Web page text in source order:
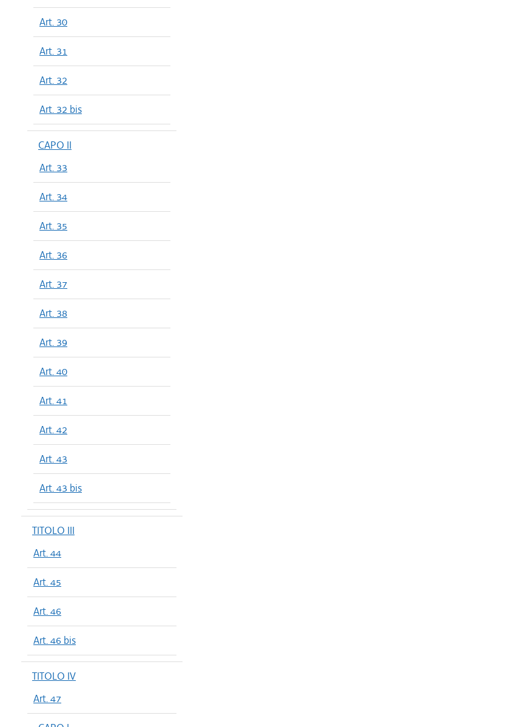
Art. 30
Art. 31
Art. 32
Art. 32 bis
CAPO II
Art. 33
Art. 34
Art. 35
Art. 36
Art. 37
Art. 38
Art. 39
Art. 40
Art. 41
Art. 42
Art. 43
Art. 43 bis
TITOLO III
Art. 44
Art. 45
Art. 46
Art. 46 bis
TITOLO IV
Art. 47